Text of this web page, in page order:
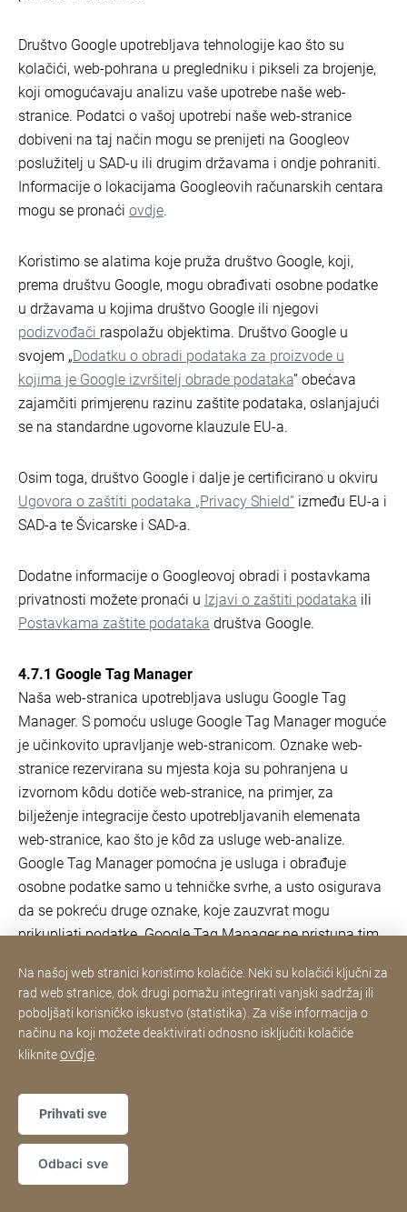
Društvo Google upotrebljava tehnologije kao što su
kolačići, web-pohrana u pregledniku i pikseli za brojenje,
koji omogućavaju analizu vaše upotrebe naše web-
stranice. Podatci o vašoj upotrebi naše web-stranice
dobiveni na taj način mogu se prenijeti na Googleov
poslužitelj u SAD-u ili drugim državama i ondje pohraniti.
Informacije o lokacijama Googleovih računarskih centara
mogu se pronaći ovdje.
Koristimo se alatima koje pruža društvo Google, koji,
prema društvu Google, mogu obrađivati osobne podatke
u državama u kojima društvo Google ili njegovi
podizvođači raspolažu objektima. Društvo Google u
svojem „Dodatku o obradi podataka za proizvode u
kojima je Google izvršitelj obrade podataka” obećava
zajamčiti primjerenu razinu zaštite podataka, oslanjajući
se na standardne ugovorne klauzule EU-a.
Osim toga, društvo Google i dalje je certificirano u okviru
Ugovora o zaštiti podataka „Privacy Shield” između EU-a i
SAD-a te Švicarske i SAD-a.
Dodatne informacije o Googleovoj obradi i postavkama
privatnosti možete pronaći u Izjavi o zaštiti podataka ili
Postavkama zaštite podataka društva Google.
4.7.1 Google Tag Manager
Naša web-stranica upotrebljava uslugu Google Tag
Manager. S pomoću usluge Google Tag Manager moguće
je učinkovito upravljanje web-stranicom. Oznake web-
stranice rezervirana su mjesta koja su pohranjena u
izvornom kôdu dotiče web-stranice, na primjer, za
bilježenje integracije često upotrebljavanih elemenata
web-stranice, kao što je kôd za usluge web-analize.
Google Tag Manager pomoćna je usluga i obrađuje
osobne podatke samo u tehničke svrhe, a usto osigurava
da se pokreću druge oznake, koje zauzvrat mogu
prikupljati podatke. Google Tag Manager ne pristupa tim
ili kolačića, to će ostati na snazi za sve oznake za
praćenje implementirane s pomoću usluge Google Tag
Manager.
možete pronaći u
Uvjetima pružanja usluge Google Tag Manager
zaštiti podataka društva Google
Na našoj web stranici koristimo kolačiće. Neki su kolačići ključni za
rad web stranice, dok drugi pomažu integrirati vanjski sadržaj ili
poboljšati korisničko iskustvo (statistika). Za više informacija o
načinu na koji možete deaktivirati odnosno isključiti kolačiće
klikniteovdje
Prihvati sve
Odbaci sve